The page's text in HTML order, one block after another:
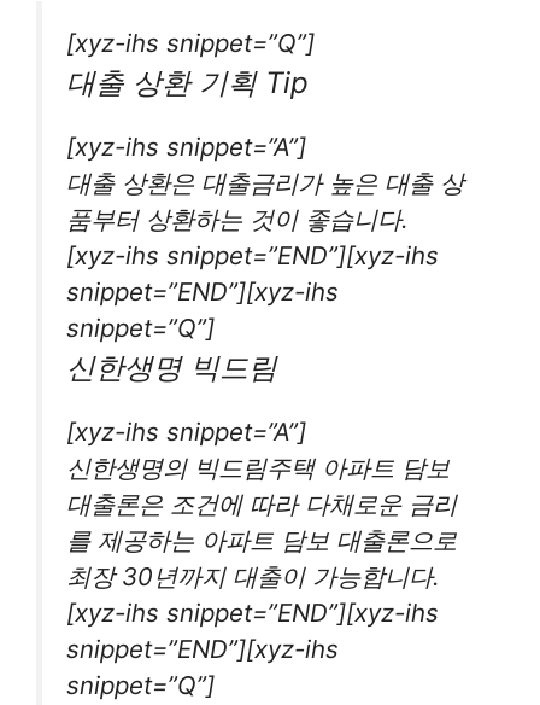
[xyz-ihs snippet=”Q”]
대출 상환 기획 Tip
[xyz-ihs snippet=”A”]
대출 상환은 대출금리가 높은 대출 상
품부터 상환하는 것이 좋습니다.
[xyz-ihs snippet=”END”][xyz-ihs
snippet=”END”][xyz-ihs
snippet=”Q”]
신한생명 빅드림
[xyz-ihs snippet=”A”]
신한생명의 빅드림주택 아파트 담보
대출론은 조건에 따라 다채로운 금리
를 제공하는 아파트 담보 대출론으로
최장 30년까지 대출이 가능합니다.
[xyz-ihs snippet=”END”][xyz-ihs
snippet=”END”][xyz-ihs
snippet=”Q”]